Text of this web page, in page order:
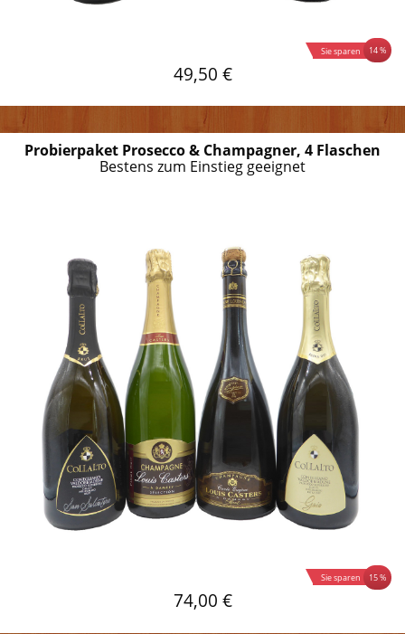
49,50 €
14 %
Sie sparen
Probierpaket Prosecco & Champagner, 4 Flaschen
Bestens zum Einstieg geeignet
74,00 €
15 %
Sie sparen